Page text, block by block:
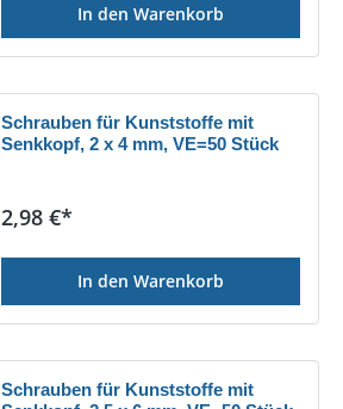
In den Warenkorb
Schrauben für Kunststoffe mit
Senkkopf, 2 x 4 mm, VE=50 Stück
Regulärer Preis:
2,98 €*
In den Warenkorb
Schrauben für Kunststoffe mit